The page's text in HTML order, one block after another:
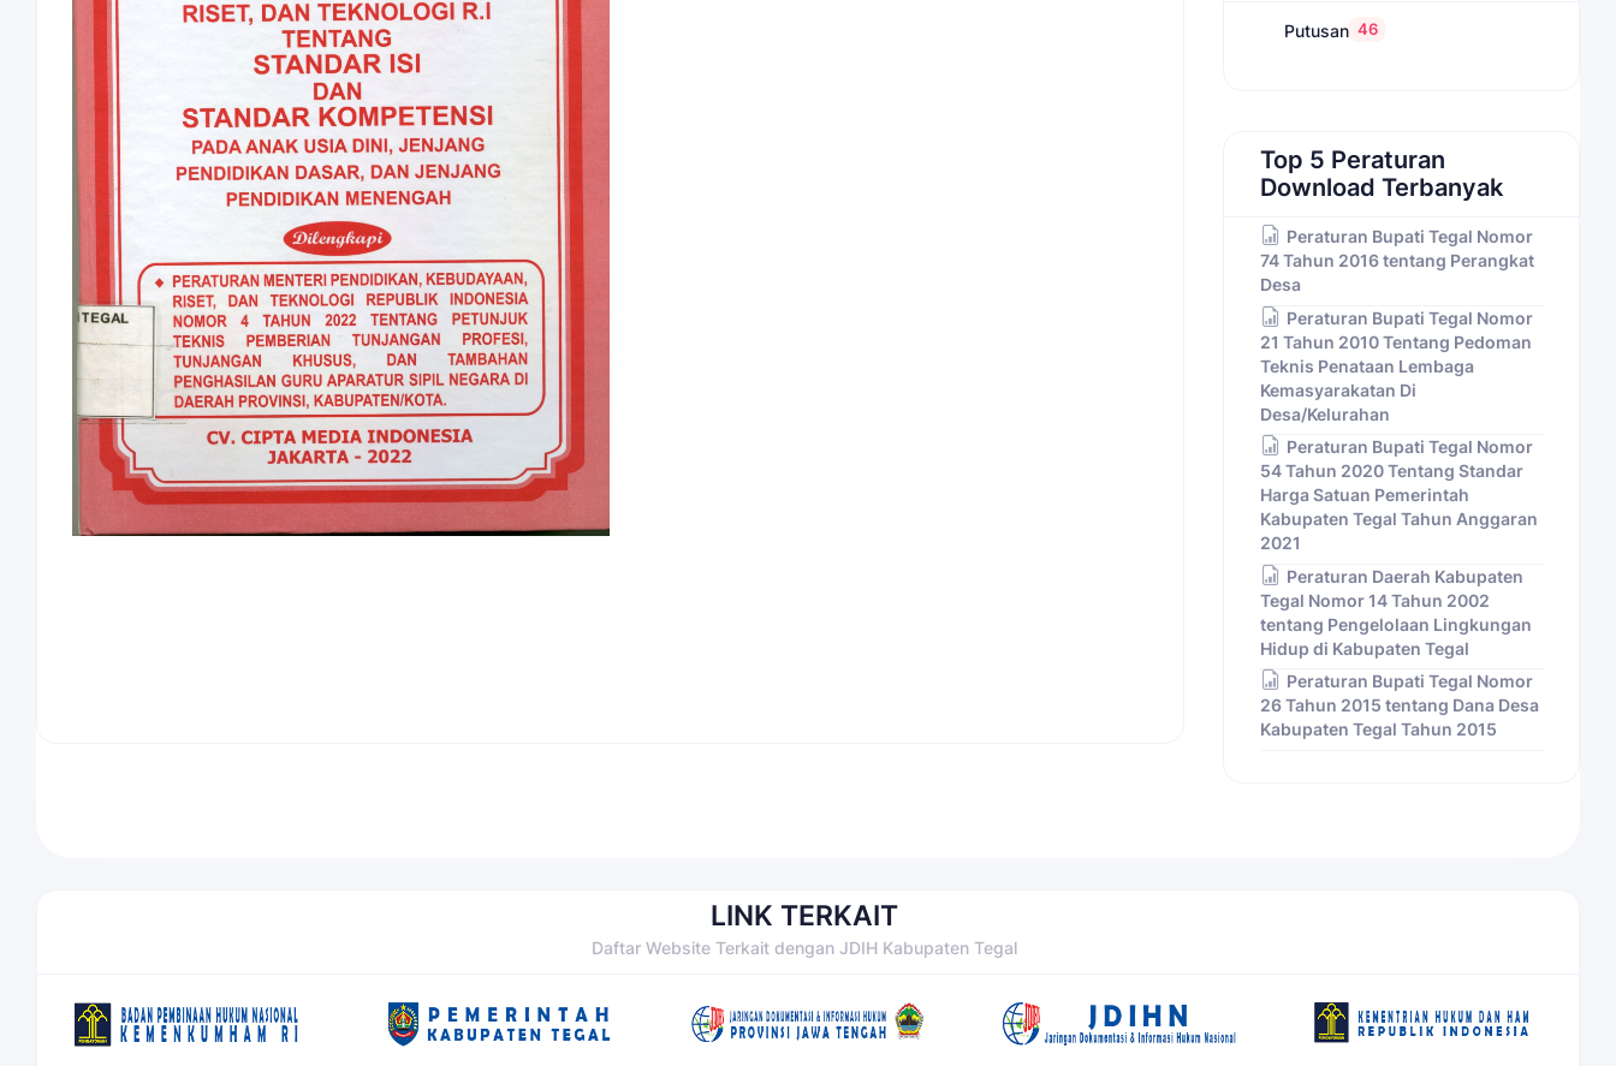
Putusan 46
Top 5 Peraturan
Download Terbanyak
Peraturan Bupati Tegal Nomor
74 Tahun 2016 tentang Perangkat
Desa
Peraturan Bupati Tegal Nomor
21 Tahun 2010 Tentang Pedoman
Teknis Penataan Lembaga
Kemasyarakatan Di
Desa/Kelurahan
Peraturan Bupati Tegal Nomor
54 Tahun 2020 Tentang Standar
Harga Satuan Pemerintah
Kabupaten Tegal Tahun Anggaran
2021
Peraturan Daerah Kabupaten
Tegal Nomor 14 Tahun 2002
tentang Pengelolaan Lingkungan
Hidup di Kabupaten Tegal
Peraturan Bupati Tegal Nomor
26 Tahun 2015 tentang Dana Desa
Kabupaten Tegal Tahun 2015
LINK TERKAIT
Daftar Website Terkait dengan JDIH Kabupaten Tegal